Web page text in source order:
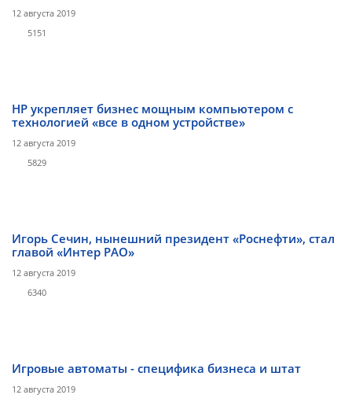
12 августа 2019
5151
HP укрепляет бизнес мощным компьютером с
технологией «все в одном устройстве»
12 августа 2019
5829
Игорь Сечин, нынешний президент «Роснефти», стал
главой «Интер РАО»
12 августа 2019
6340
Игровые автоматы - специфика бизнеса и штат
12 августа 2019